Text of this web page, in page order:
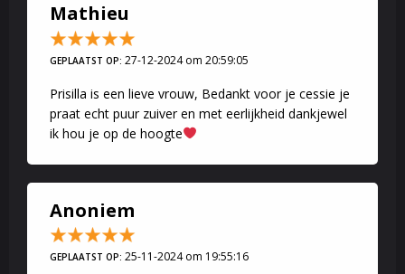
Mathieu
GEPLAATST OP: 27-12-2024 om 20:59:05
Prisilla is een lieve vrouw, Bedankt voor je cessie je
praat echt puur zuiver en met eerlijkheid dankjewel
ik hou je op de hoogte
Anoniem
GEPLAATST OP: 25-11-2024 om 19:55:16